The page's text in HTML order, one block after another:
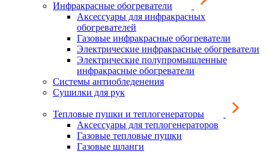
Инфракрасные обогреватели
Аксессуары для инфракрасных
обогревателей
Газовые инфракрасные обогреватели
Электрические инфракрасные обогреватели
Электрические полупромышленные
инфракрасные обогреватели
Системы антиобледенения
Сушилки для рук
Тепловые пушки и теплогенераторы
Аксессуары для теплогенераторов
Газовые тепловые пушки
Газовые шланги